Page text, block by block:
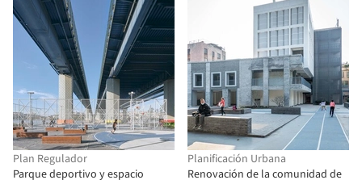
Plan Regulador
Parque deportivo y espacio
Planificación Urbana
Renovación de la comunidad de